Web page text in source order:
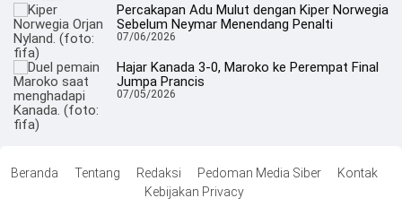
Percakapan Adu Mulut dengan Kiper Norwegia
Sebelum Neymar Menendang Penalti
07/06/2026
Hajar Kanada 3-0, Maroko ke Perempat Final
Jumpa Prancis
07/05/2026
Beranda Tentang Redaksi Pedoman Media Siber
Kontak
Kebijakan Privacy